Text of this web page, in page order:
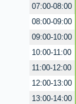
07:00-08:00
08:00-09:00
09:00-10:00
10:00-11:00
11:00-12:00
12:00-13:00
13:00-14:00